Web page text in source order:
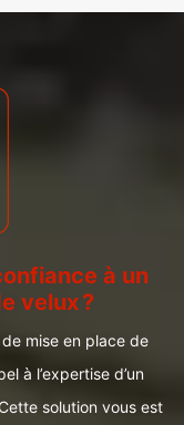
à un
velux ?
mise en place de
à l’expertise d’un
solution vous est